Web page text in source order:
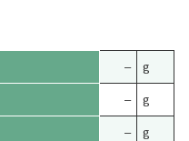
– g
– g
– g